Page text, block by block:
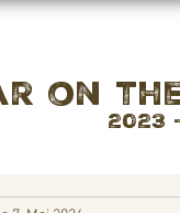
on
2023